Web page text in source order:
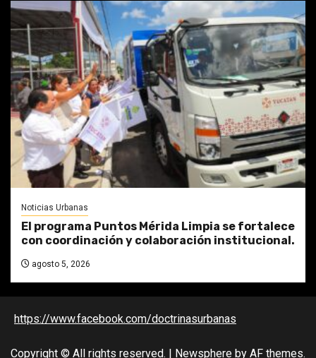
Noticias Urbanas
El programa Puntos Mérida Limpia se fortalece
con coordinación y colaboración institucional.
agosto 5, 2026
https://www.facebook.com/doctrinasurbanas
Copyright © All rights reserved. Newsphere by AF themes.